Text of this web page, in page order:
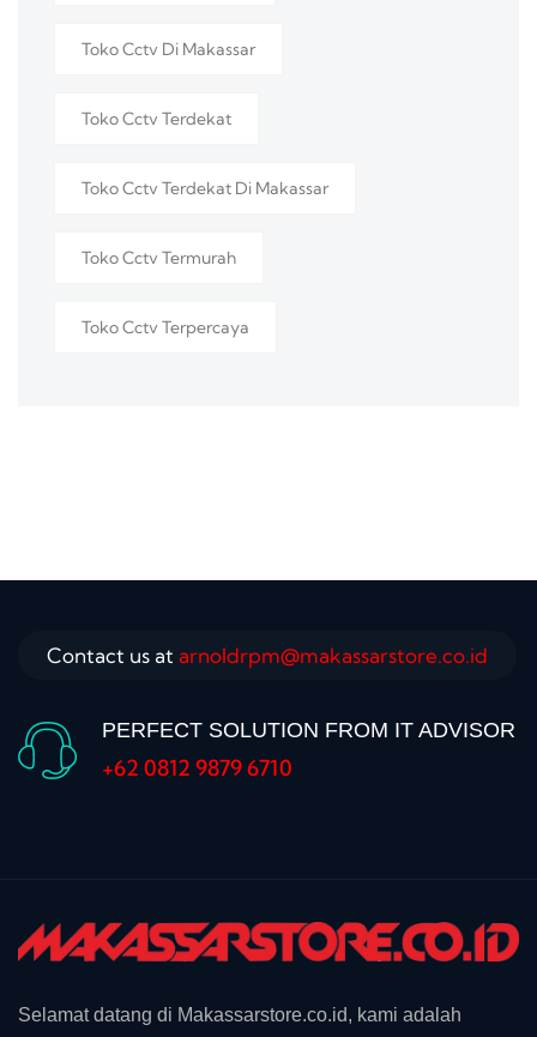
Toko Cctv Di Makassar
Toko Cctv Terdekat
Toko Cctv Terdekat Di Makassar
Toko Cctv Termurah
Toko Cctv Terpercaya
Contact us at arnoldrpm@makassarstore.co.id
PERFECT SOLUTION FROM IT ADVISOR
+62 0812 9879 6710
Selamat datang di Makassarstore.co.id, kami adalah